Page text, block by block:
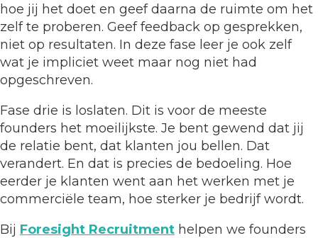
hoe jij het doet en geef daarna de ruimte om het
zelf te proberen. Geef feedback op gesprekken,
niet op resultaten. In deze fase leer je ook zelf
wat je impliciet weet maar nog niet had
opgeschreven.
Fase drie is loslaten. Dit is voor de meeste
founders het moeilijkste. Je bent gewend dat jij
de relatie bent, dat klanten jou bellen. Dat
verandert. En dat is precies de bedoeling. Hoe
eerder je klanten went aan het werken met je
commerciële team, hoe sterker je bedrijf wordt.
Bij Foresight Recruitment helpen we founders